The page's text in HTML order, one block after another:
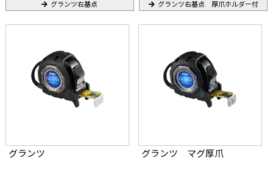
グランツ右基点 グランツ右基点 厚爪ホルダー付
グランツ グランツ マグ厚爪